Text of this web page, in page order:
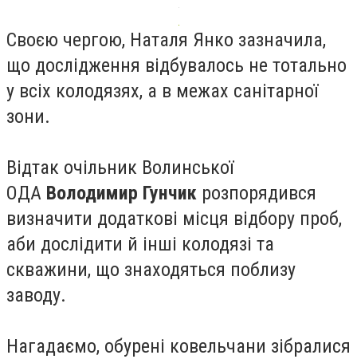
Своєю чергою, Наталя Янко зазначила,
що дослідження відбувалось не тотально
у всіх колодязях, а в межах санітарної
зони.
Відтак очільник Волинської
ОДА Володимир Гунчик розпорядився
визначити додаткові місця відбору проб,
аби дослідити й інші колодязі та
скважини, що знаходяться поблизу
заводу.
Нагадаємо, обурені ковельчани зібралися